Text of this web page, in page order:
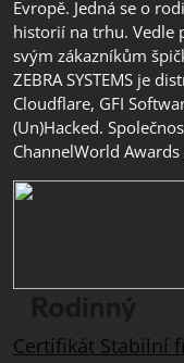
Evropě. Jedná se o
historií na trhu. Vedle
svým zákazníkům
ZEBRA SYSTEMS je
Cloudflare, GFI
(Un)Hacked.
ChannelWorld
Certifikát Stabilní